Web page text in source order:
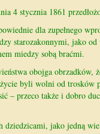
4 stycznia 1861
dla zupełnego
starozakonnymi, jako
miedzy sobą braćmi.
obojga obrzadków,
byli wolni od trosków
– przeco także i dobro
dziedzicami, jako jedną